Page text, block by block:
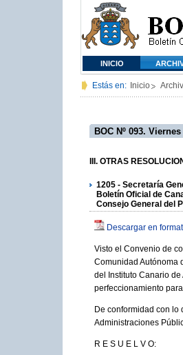
INICIO
Estás en: Inicio
BOC Nº 093.
III. OTRAS
1205 - Secretaría
Boletín Oficial de
Consejo General del
Descargar en
Visto el Convenio de
Comunidad Autónoma
del Instituto Canario
perfeccionamiento
De conformidad con
Administraciones
R E S U E L V O: